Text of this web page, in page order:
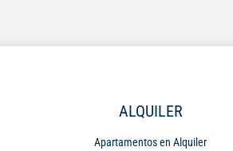
ALQUILER
Apartamentos en Alquiler